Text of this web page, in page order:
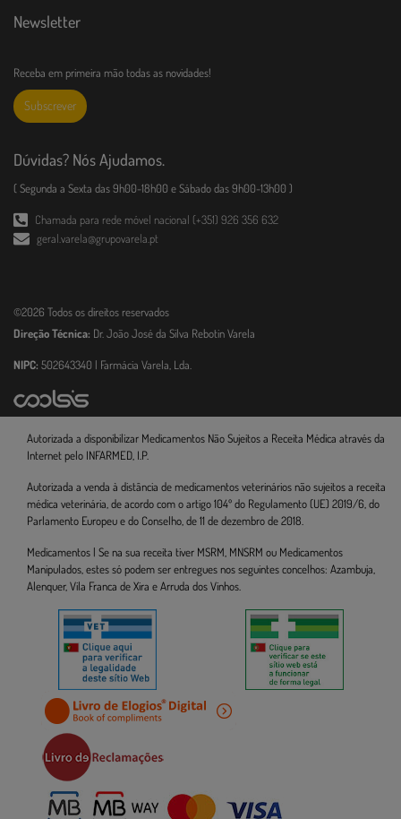
Newsletter
Receba em primeira mão todas as novidades!
Subscrever
Dúvidas? Nós Ajudamos.
( Segunda a Sexta das 9h00-18h00 e Sábado das 9h00-13h00 )
Chamada para rede móvel nacional (+351) 926 356 632
geral.varela@grupovarela.pt
©2026 Todos os direitos reservados
Direção Técnica: Dr. João José da Silva Rebotin Varela
NIPC: 502643340 | Farmácia Varela, Lda.
Autorizada a disponibilizar Medicamentos Não Sujeitos a Receita Médica através da
Internet pelo INFARMED, I.P.
Autorizada a venda à distância de medicamentos veterinários não sujeitos a receita
médica veterinária, de acordo com o artigo 104º do Regulamento (UE) 2019/6, do
Parlamento Europeu e do Conselho, de 11 de dezembro de 2018.
Medicamentos | Se na sua receita tiver MSRM, MNSRM ou Medicamentos
Manipulados, estes só podem ser entregues nos seguintes concelhos: Azambuja,
Alenquer, Vila Franca de Xira e Arruda dos Vinhos.